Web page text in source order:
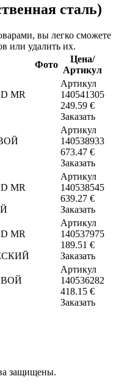
сталь)
вы легко сможете
или удалить их.
Фото
Цена/
Артикул
MR
Артикул
140541305
249.59 €
Заказать
Артикул
140538933
673.47 €
Заказать
MR
Артикул
140538545
639.27 €
Заказать
MR
Артикул
140537975
189.51 €
Заказать
Артикул
140536282
418.15 €
Заказать
защищены.